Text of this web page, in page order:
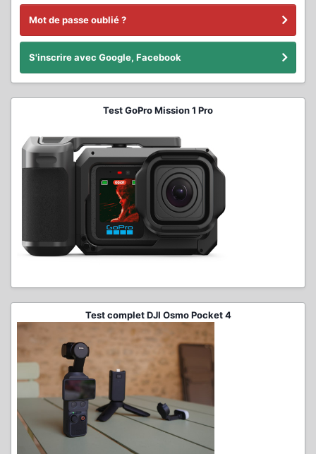
Mot de passe oublié ?
S'inscrire avec Google, Facebook
Test GoPro Mission 1 Pro
Test complet DJI Osmo Pocket 4